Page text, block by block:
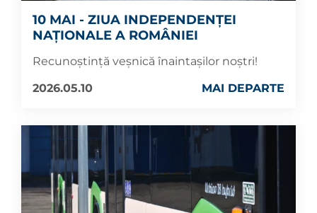
10 MAI - ZIUA INDEPENDENȚEI
NAȚIONALE A ROMÂNIEI
Recunoștință veșnică înaintașilor noștri!
2026.05.10
MAI DEPARTE